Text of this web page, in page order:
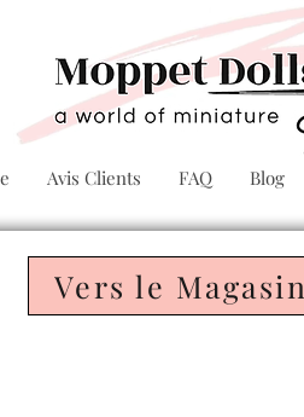
Avis Clients FAQ Blog
Vers le Magasin